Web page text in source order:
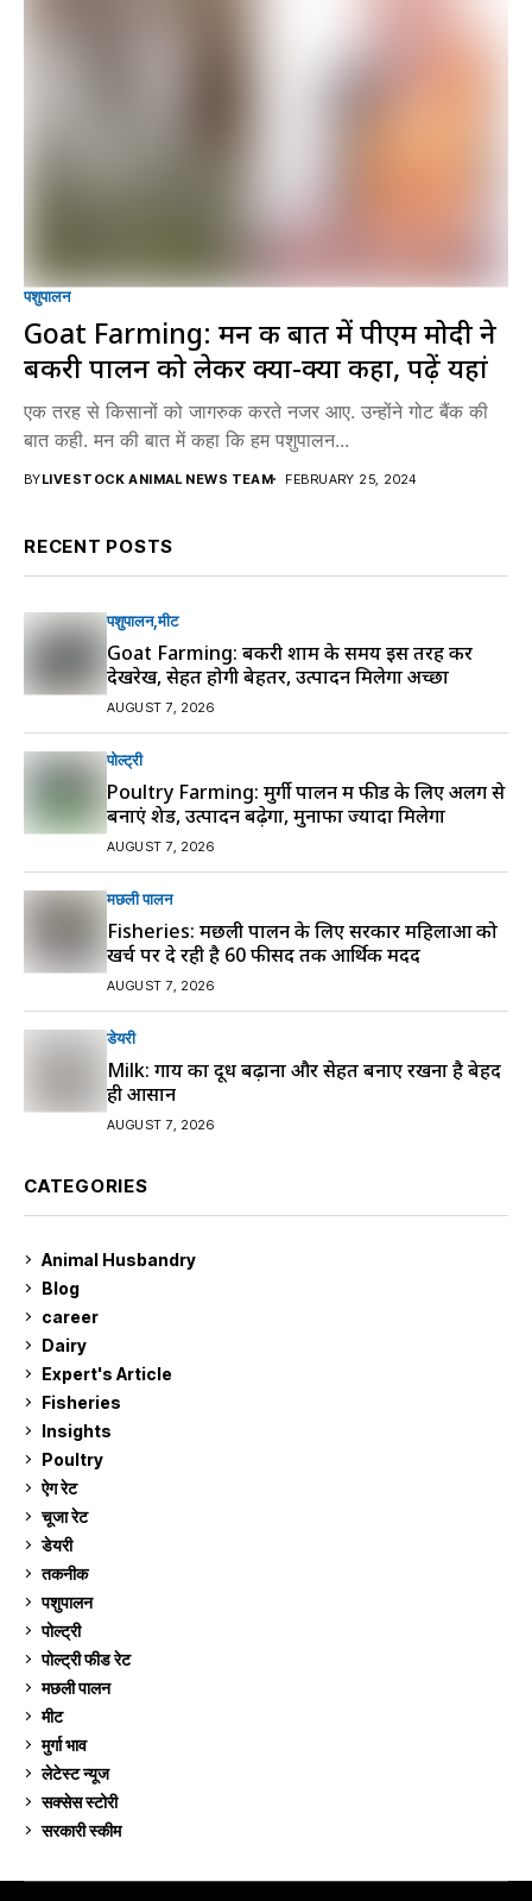
पशुपालन
Goat Farming: मन की बात में पीएम मोदी ने
बकरी पालन को लेकर क्या-क्या कहा, पढ़ें यहां
एक तरह से किसानों को जागरुक करते नजर आए. उन्होंने गोट बैंक की
बात कही. मन की बात में कहा कि हम पशुपालन...
BYLIVESTOCK ANIMAL NEWS TEAM FEBRUARY 25, 2024
RECENT POSTS
पशुपालन मीट
Goat Farming: बकरी शाम के समय इस तरह करें
देखरेख, सेहत होगी बेहतर, उत्पादन मिलेगा अच्छा
AUGUST 7, 2026
पोल्ट्री
Poultry Farming: मुर्गी पालन में फीड के लिए अलग से
बनाएं शेड, उत्पादन बढ़ेगा, मुनाफा ज्यादा मिलेगा
AUGUST 7, 2026
मछली पालन
Fisheries: मछली पालन के लिए सरकार महिलाओं को
खर्च पर दे रही है 60 फीसद तक आर्थिक मदद
AUGUST 7, 2026
डेयरी
Milk: गाय का दूध बढ़ाना और सेहत बनाए रखना है बेहद
ही आसान
AUGUST 7, 2026
CATEGORIES
Animal Husbandry
Blog
career
Dairy
Expert's Article
Fisheries
Insights
Poultry
ऐग रेट
चूजा रेट
डेयरी
तकनीक
पशुपालन
पोल्ट्री
पोल्ट्री फीड रेट
मछली पालन
मीट
मुर्गा भाव
लेटेस्ट न्यूज
सक्सेस स्टो‍री
सरकारी स्की‍म